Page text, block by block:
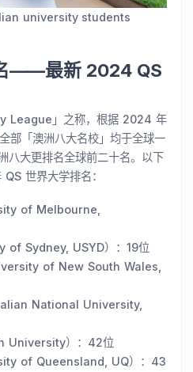
university students
——最新 2024 QS
League」之称，根据 2024 年
部「澳洲八大名校」均于全球一
八大更排名全球前二十名。以下
世界大学排名：
of Melbourne,
of Sydney, USYD）：19位
of New South Wales,
National University,
University）：42位
of Queensland, UQ）：43